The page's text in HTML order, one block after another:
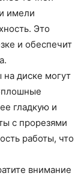
имели
Это
и обеспечит
диске могут
гладкую и
с прорезями
работы, что
внимание